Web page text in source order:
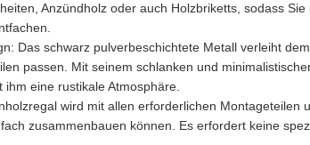
Anzündholz oder auch Holzbriketts, sodass
Das schwarz pulverbeschichtete Metall verleiht
passen. Mit seinem schlanken und
eine rustikale Atmosphäre.
wird mit allen erforderlichen Montageteilen
zusammenbauen können. Es erfordert keine